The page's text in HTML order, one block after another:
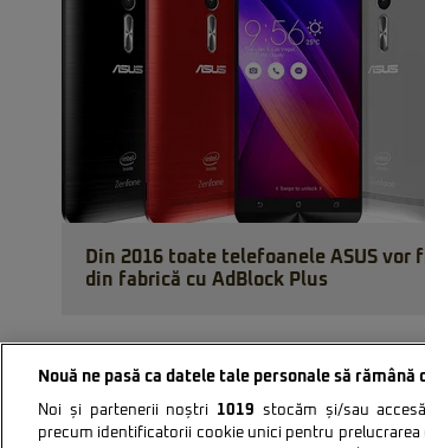
Din 2016 toate telefoanele ASUS vor
din fabrică cu AdBlock Plus
Nouă ne pasă ca datele tale personale să
Noi și partenerii noștri 1019 stocăm și/sau
precum identificatorii cookie unici pentru